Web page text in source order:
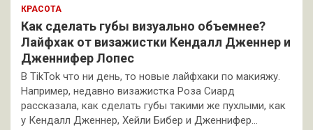
КРАСОТА
Как сделать губы визуально объемнее?
Лайфхак от визажистки Кендалл Дженнер и
Дженнифер Лопес
В TikTok что ни день, то новые лайфхаки по макияжу.
Например, недавно визажистка Роза Сиард
рассказала, как сделать губы такими же пухлыми, как
у Кендалл Дженнер, Хейли Бибер и Дженнифер…